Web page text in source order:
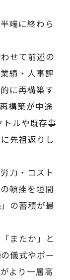
端に終わら
せて前述の
績・人事評
に再構築す
構築が中途
ルや既存事
先祖返りし
力・コスト
頓挫を垣間
の蓄積が最
またか」と
儀式やポー
より一層高